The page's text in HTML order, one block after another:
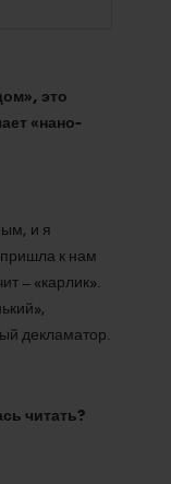
это
«нано-
и я
к нам
– «карлик».
декламатор.
читать?